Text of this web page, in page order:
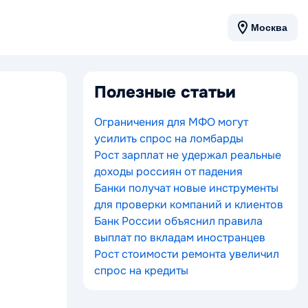
Москва
Полезные статьи
Ограничения для МФО могут
усилить спрос на ломбарды
Рост зарплат не удержал реальные
доходы россиян от падения
Банки получат новые инструменты
для проверки компаний и клиентов
Банк России объяснил правила
выплат по вкладам иностранцев
Рост стоимости ремонта увеличил
спрос на кредиты